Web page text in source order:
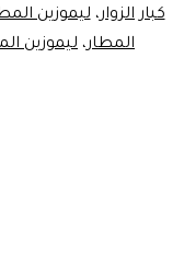
كبار الزوار،ليموزين
المطار، ليموزين